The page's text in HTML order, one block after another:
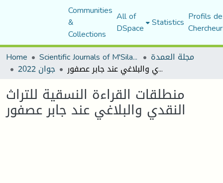
Communities
&
Collections
All of
DSpace Statistics Profils
Home
Scientific Journals of M'Sila University مجلة العمدة
جوان 2022 منطلقات القراءة النسقية للتراث النقدي والبلاغي عند جابر عصفور
منطلقات القراءة النسقية للتراث
النقدي والبلاغي عند جابر عصفور